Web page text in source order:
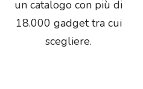
un catalogo con più di
18.000 gadget tra cui
scegliere.